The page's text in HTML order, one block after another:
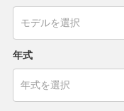
年式